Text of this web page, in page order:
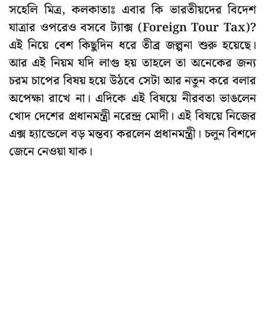
সহেলি মিত্র, কলকাতাঃ এবার কি ভারতীয়দের বিদেশ
যাত্রার ওপরেও বসবে ট্যাক্স (Foreign Tour Tax)?
এই নিয়ে বেশ কিছুদিন ধরে তীব্র জল্পনা শুরু হয়েছে।
আর এই নিয়ম যদি লাগু হয় তাহলে তা অনেকের জন্য
চরম চাপের বিষয় হয়ে উঠবে সেটা আর নতুন করে বলার
অপেক্ষা রাখে না। এদিকে এই বিষয়ে নীরবতা ভাঙলেন
খোদ দেশের প্রধানমন্ত্রী নরেন্দ্র মোদী। এই বিষয়ে নিজের
এক্স হ্যান্ডেলে বড় মন্তব্য করলেন প্রধানমন্ত্রী। চলুন বিশদে
জেনে নেওয়া যাক।